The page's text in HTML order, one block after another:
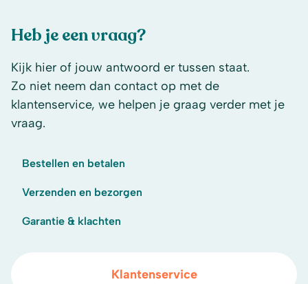
Heb je een vraag?
Kijk hier of jouw antwoord er tussen staat.
Zo niet neem dan contact op met de
klantenservice, we helpen je graag verder met je
vraag.
Bestellen en betalen
Verzenden en bezorgen
Garantie & klachten
Klantenservice